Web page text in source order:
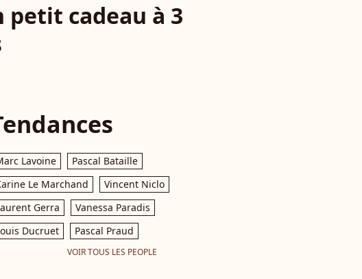
petit cadeau à 3
Lavoine
Pascal Bataille
Le Marchand
Vincent Niclo
Gerra
Vanessa Paradis
Ducruet
Pascal Praud
VOIR TOUS LES PEOPLE